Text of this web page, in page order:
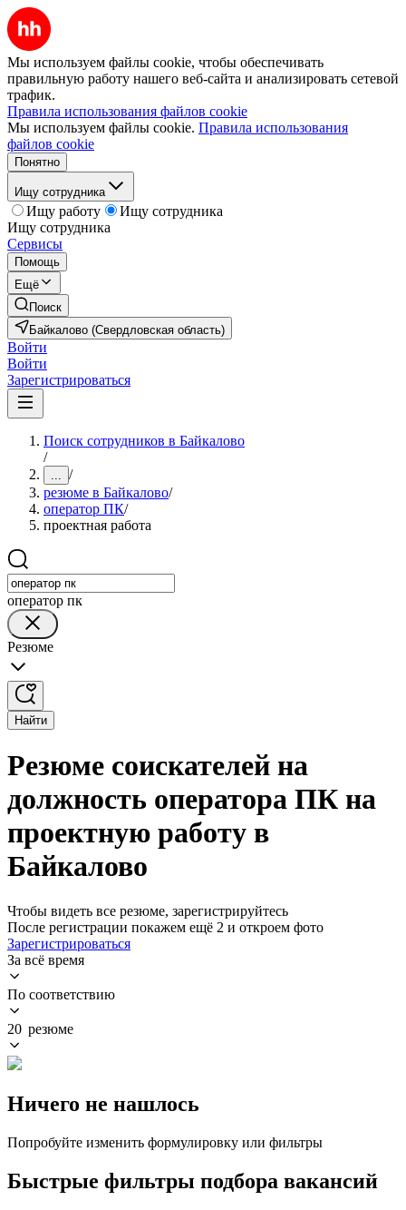
Мы используем файлы cookie, чтобы обеспечивать
правильную работу нашего веб-сайта и анализировать сетевой
трафик.
Правила использования файлов cookie
Мы используем файлы cookie. Правила использования
файлов cookie
Понятно
Ищу сотрудника
Ищу работу
Ищу сотрудника
Ищу сотрудника
Сервисы
Помощь
Ещё
Поиск
Байкалово (Свердловская область)
Войти
Войти
Зарегистрироваться
Поиск сотрудников в Байкалово
/
... /
резюме в Байкалово/
оператор ПК/
проектная работа
оператор пк
Резюме
Найти
Резюме соискателей на
должность оператора ПК на
проектную работу в
Байкалово
Чтобы видеть все резюме, зарегистрируйтесь
После регистрации покажем ещё 2 и откроем фото
Зарегистрироваться
За всё время
По соответствию
20 резюме
Ничего не нашлось
Попробуйте изменить формулировку или фильтры
Быстрые фильтры подбора вакансий